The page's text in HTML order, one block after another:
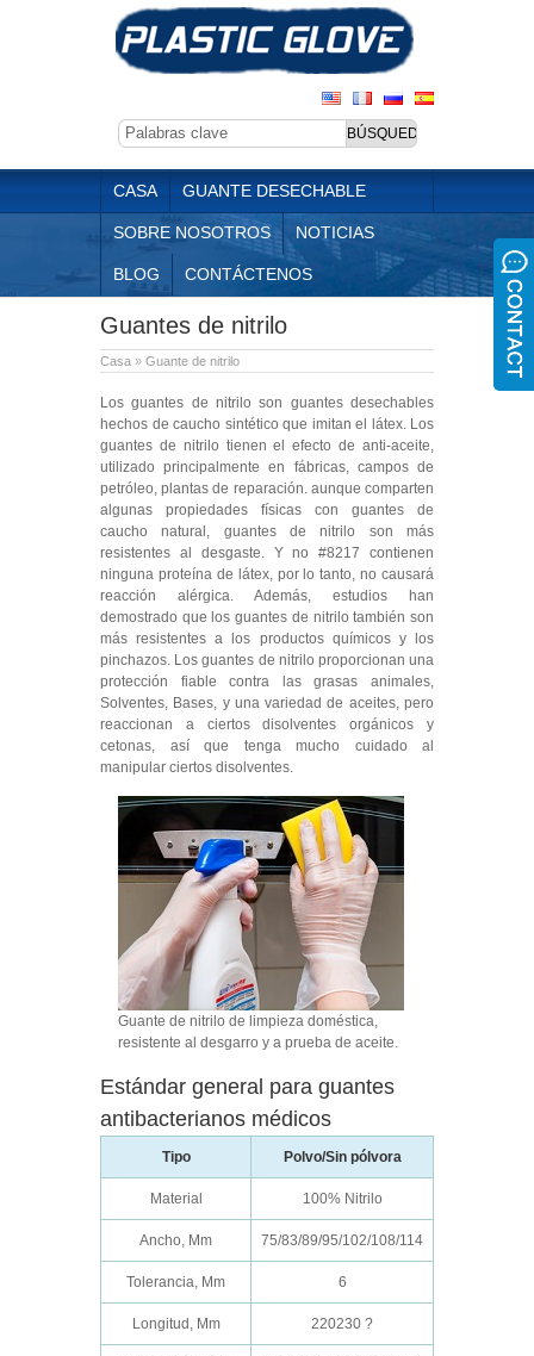
CASA GUANTE DESECHABLE
SOBRE NOSOTROS NOTICIAS
BLOG CONTÁCTENOS
Guantes de nitrilo
Casa » Guante de nitrilo
Los guantes de nitrilo son guantes desechables
hechos de caucho sintético que imitan el látex. Los
guantes de nitrilo tienen el efecto de anti-aceite,
utilizado principalmente en fábricas, campos de
petróleo, plantas de reparación. aunque comparten
algunas propiedades físicas con guantes de
caucho natural, guantes de nitrilo son más
resistentes al desgaste. Y no #8217 contienen
ninguna proteína de látex, por lo tanto, no causará
reacción alérgica. Además, estudios han
demostrado que los guantes de nitrilo también son
más resistentes a los productos químicos y los
pinchazos. Los guantes de nitrilo proporcionan una
protección fiable contra las grasas animales,
Solventes, Bases, y una variedad de aceites, pero
reaccionan a ciertos disolventes orgánicos y
cetonas, así que tenga mucho cuidado al
manipular ciertos disolventes.
Guante de nitrilo de limpieza doméstica,
resistente al desgarro y a prueba de aceite.
Estándar general para guantes
antibacterianos médicos
Tipo Polvo/Sin pólvora
Material 100% Nitrilo
Ancho, Mm 75/83/89/95/102/108/114
Tolerancia, Mm 6
Longitud, Mm 220230 ?